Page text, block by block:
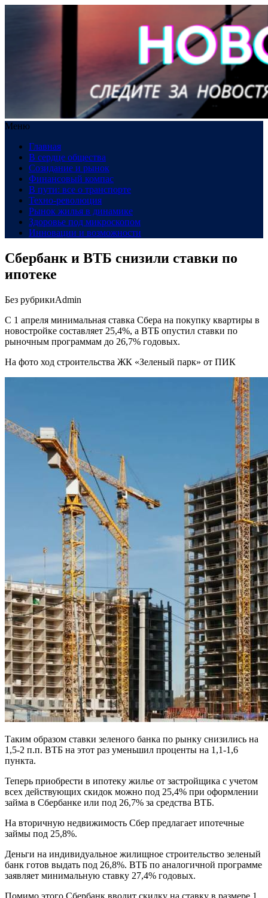
Меню
Главная
В сердце общества
Созидание и рынок
Финансовый компас
В пути: все о транспорте
Техно-революция
Рынок жилья в динамике
Здоровье под микроскопом
Инновации и возможности
Сбербанк и ВТБ снизили ставки по
ипотеке
Без рубрикиAdmin
С 1 апреля минимальная ставка Сбера на покупку квартиры в
новостройке составляет 25,4%, а ВТБ опустил ставки по
рыночным программам до 26,7% годовых.
На фото ход строительства ЖК «Зеленый парк» от ПИК
Таким образом ставки зеленого банка по рынку снизились на
1,5-2 п.п. ВТБ на этот раз уменьшил проценты на 1,1-1,6
пункта.
Теперь приобрести в ипотеку жилье от застройщика с учетом
всех действующих скидок можно под 25,4% при оформлении
займа в Сбербанке или под 26,7% за средства ВТБ.
На вторичную недвижимость Сбер предлагает ипотечные
займы под 25,8%.
Деньги на индивидуальное жилищное строительство зеленый
банк готов выдать под 26,8%. ВТБ по аналогичной программе
заявляет минимальную ставку 27,4% годовых.
Помимо этого Сбербанк вводит скидку на ставку в размере 1